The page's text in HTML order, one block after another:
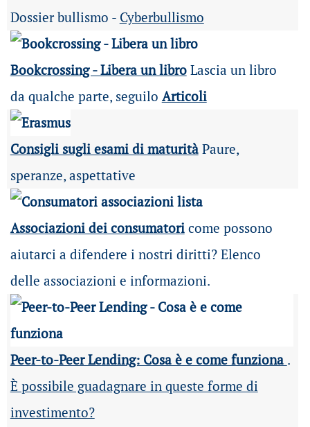
Dossier bullismo - Cyberbullismo
Bookcrossing - Libera un libroLascia un libro
da qualche parte, seguilo Articoli
Consigli sugli esami di maturità Paure,
speranze, aspettative
Associazioni dei consumatoricome possono
aiutarci a difendere i nostri diritti? Elenco
delle associazioni e informazioni.
Peer-to-Peer Lending: Cosa è e come funziona .
È possibile guadagnare in queste forme di
investimento?